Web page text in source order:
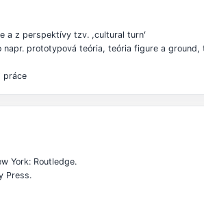
a z perspektívy tzv. ,cultural turnʻ
prototypová teória, teória figure a
práce
York: Routledge.
Press.